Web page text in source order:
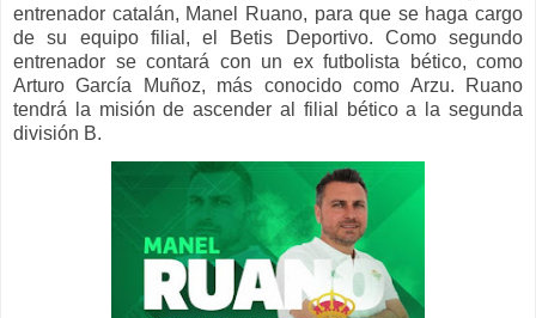
entrenador catalán, Manel Ruano, para que se haga cargo
de su equipo filial, el Betis Deportivo. Como segundo
entrenador se contará con un ex futbolista bético, como
Arturo García Muñoz, más conocido como Arzu. Ruano
tendrá la misión de ascender al filial bético a la segunda
división B.